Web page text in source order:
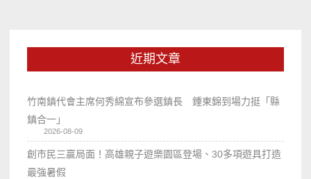
近期文章
竹南鎮代會主席何秀綿宣布參選鎮長 鍾東錦到場力挺「縣
鎮合一」
2026-08-09
創市民三贏局面！高雄親子遊樂園區登場、30多項遊具打造
最強暑假